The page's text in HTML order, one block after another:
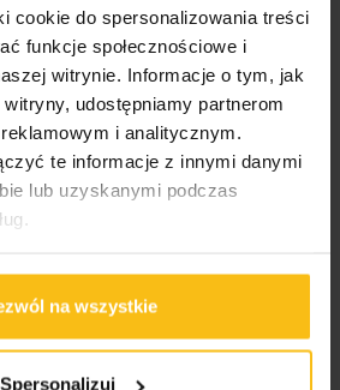
cookie do spersonalizowania treści
funkcje społecznościowe i
witrynie. Informacje o tym, jak
udostępniamy partnerom
i analitycznym.
te informacje z innymi danymi
lub uzyskanymi podczas
na wszystkie
Spersonalizuj
pomagać w utrzymaniu
jelitowej.
(IBS): Niektóre probiotyki
kątem ich roli w łagodzeniu
jak bóle brzucha, wzdęcia i
Psychobiotyk IBS może
jelit i zmniejszanie
psychobiotyków sugeruje, że
wpływać na zdrowie
ryzyko wystąpienia depresji.
intensywnych badań, a